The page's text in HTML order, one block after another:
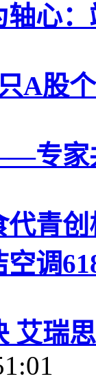
心
A股
专家
青
调
艾瑞